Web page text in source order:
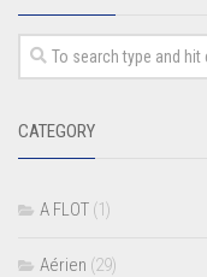
CATEGORY
A FLOT (1)
Aérien (29)